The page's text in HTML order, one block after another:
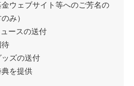
金ウェブサイト等へのご芳名の
み）
ースの送付
待
ッズの送付
典を提供